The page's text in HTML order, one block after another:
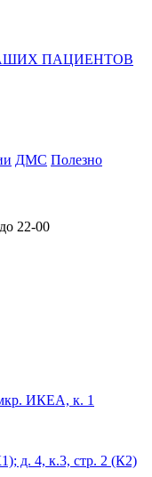
ПАЦИЕНТОВ
ДМС Полезно
22-00
ИКЕА, к. 1
д. 4, к.3, стр. 2 (К2)